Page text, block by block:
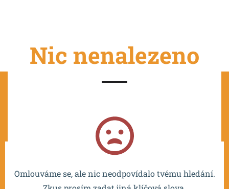
Nic nenalezeno
Omlouváme se, ale nic neodpovídalo tvému hledání.